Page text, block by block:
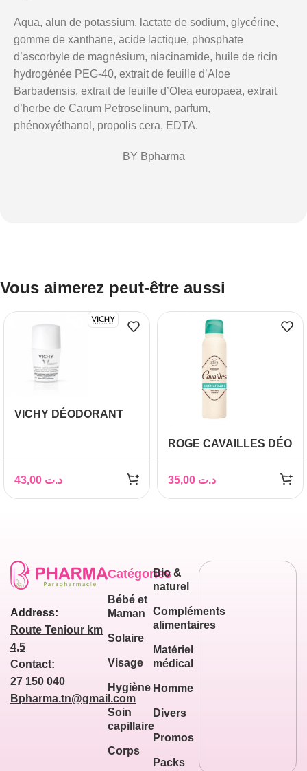
Aqua, alun de potassium, lactate de sodium, glycérine,
gomme de xanthane, acide lactique, phosphate
d’ascorbyle de magnésium, niacinamide, huile de ricin
hydrogénée PEG-40, extrait de feuille d’Aloe
Barbadensis, extrait de feuille d’Olea europaea, extrait
d’herbe de Carum Petroselinum, parfum,
phénoxyéthanol, propolis cera, EDTA.
BY Bpharma
Vous aimerez peut-être aussi
VICHY DÉODORANT
50 ML
د.ت
ROGE CAVAILLES DÉO
SPRAY PEAUX
SENSIBLES 150 ML
د.ت
Address:
Route Teniour km
4,5
Contact:
27 150 040
Bpharma.tn@gmail.com
Catégories
Bébé et
Maman
Solaire
Visage
Hygiène
Soin
capillaire
Corps
Bio &
naturel
Compléments
alimentaires
Matériel
médical
Homme
Divers
Promos
Packs